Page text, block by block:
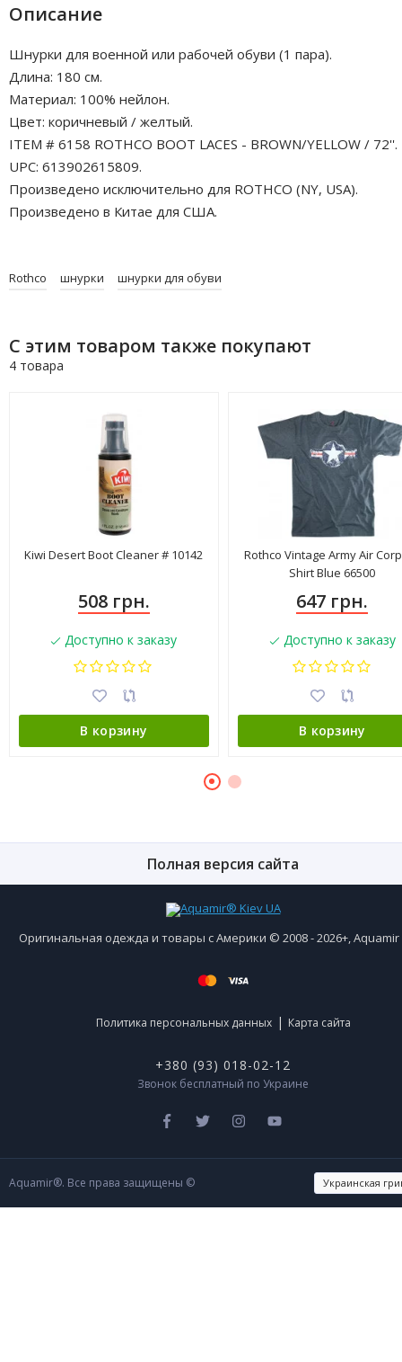
Описание
Шнурки для военной или рабочей обуви (1 пара).
Длина: 180 см.
Материал: 100% нейлон.
Цвет: коричневый / желтый.
ITEM # 6158 ROTHCO BOOT LACES - BROWN/YELLOW / 72''.
UPC: 613902615809.
Произведено исключительно для ROTHCO (NY, USA).
Произведено в Китае для США.
Rothco шнурки шнурки для обуви
С этим товаром также покупают
4 товара
Kiwi Desert Boot Cleaner # 10142
508 грн.
Доступно к заказу
В корзину
Rothco Vintage Army Air
Shirt Blue 66500
647 грн.
Доступно к заказу
В корзину
Полная версия сайта
Оригинальная одежда и товары с Америки © 2008 - 2026+,
Политика персональных данных | Карта сайта
+380 (93) 018-02-12
Звонок бесплатный по Украине
Aquamir®. Все права защищены ©